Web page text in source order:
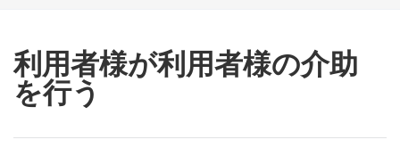
利用者様が利用者様の介助
を行う